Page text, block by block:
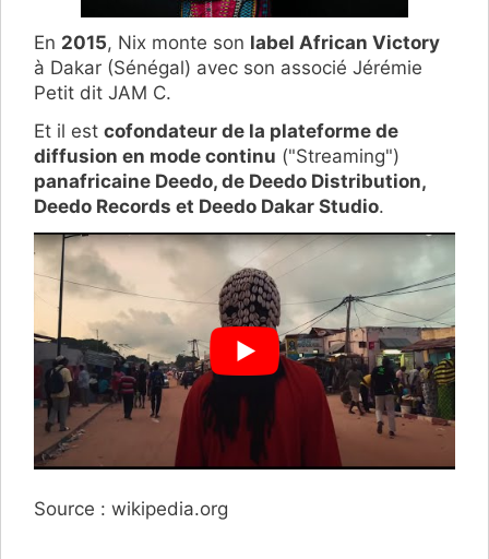
En 2015, Nix monte son label African Victory
à Dakar (Sénégal) avec son associé Jérémie
Petit dit JAM C.
Et il est cofondateur de la plateforme de
diffusion en mode continu ("Streaming")
panafricaine Deedo, de Deedo Distribution,
Deedo Records et Deedo Dakar Studio.
Source : wikipedia.org